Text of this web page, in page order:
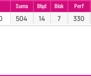
Suma Błąd Blok Perf
504 14 7 330